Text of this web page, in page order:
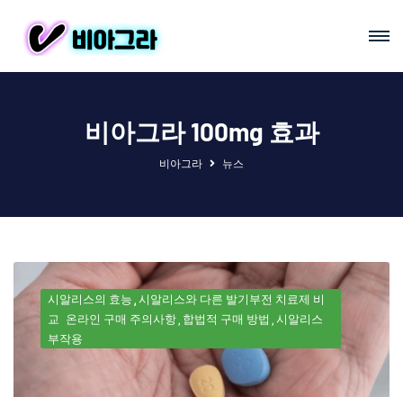
비아그라 100mg 효과
비아그라 뉴스
시알리스의 효능 시알리스와 다른 발기부전 치료제 비
교 온라인 구매 주의사항 합법적 구매 방법 시알리스
부작용